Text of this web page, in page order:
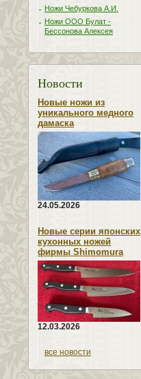
Ножи Чебуркова А.И.
Ножи ООО Булат -
Бессонова Алексея
Новости
Новые ножи из
уникального медного
дамаска
24.05.2026
Новые серии японских
кухонных ножей
фирмы Shimomura
12.03.2026
все новости